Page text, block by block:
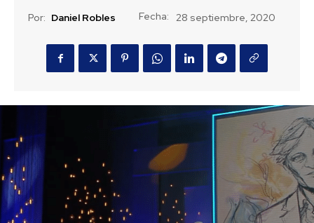
Por: Daniel Robles Fecha: 28 septiembre, 2020